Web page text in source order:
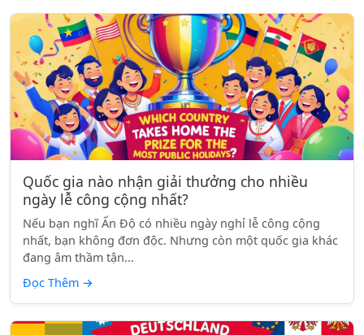
Quốc gia nào nhận giải thưởng cho nhiều
ngày lễ công cộng nhất?
Nếu bạn nghĩ Ấn Độ có nhiều ngày nghỉ lễ công cộng
nhất, bạn không đơn độc. Nhưng còn một quốc gia khác
đang âm thầm tận...
Đọc Thêm →